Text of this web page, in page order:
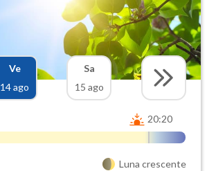
Ve
14 ago
Sa
15 ago
20:20
Luna crescente